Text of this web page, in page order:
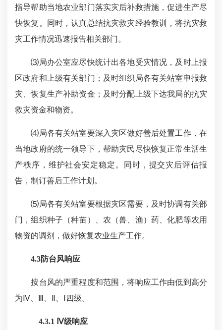
指导帮助当地农业部门落实灾后补救措施，促进生产尽
快恢复。同时，认真总结抗灾救灾经验教训，将抗灾救
灾工作情况迅速报告相关部门。
⑶局办公室应尽快统计出各地受灾情况，及时上报
区政府和上级有关部门；及时组织局各有关站室申报救
灾、恢复生产补助资金；及时分配上级下达我局的抗灾
救灾资金和物资。
⑷局各有关站室要深入灾区做好善后处置工作，在
当地政府的统一领导下，帮助灾民尽快恢复正常生活生
产秩序，维护社会安定稳定。同时，提交灾后评估报
告，制订善后工作计划。
⑸局各有关站室要根据灾区需要，及时协调有关部
门，组织种子（种苗）、农（兽、渔）药、化肥等农用
物资的调剂，做好恢复农业生产工作。
4.3防台风响应
按台风的严重程度和范围，将响应工作由低到高分
为Ⅳ、Ⅲ、Ⅱ、Ⅰ四级。
4.3.1 Ⅳ级响应